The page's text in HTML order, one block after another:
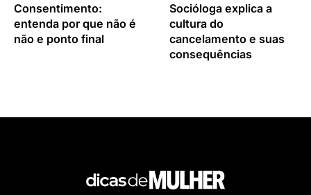
Consentimento:
entenda por que não é
não e ponto final
Socióloga explica a
cultura do
cancelamento e suas
consequências